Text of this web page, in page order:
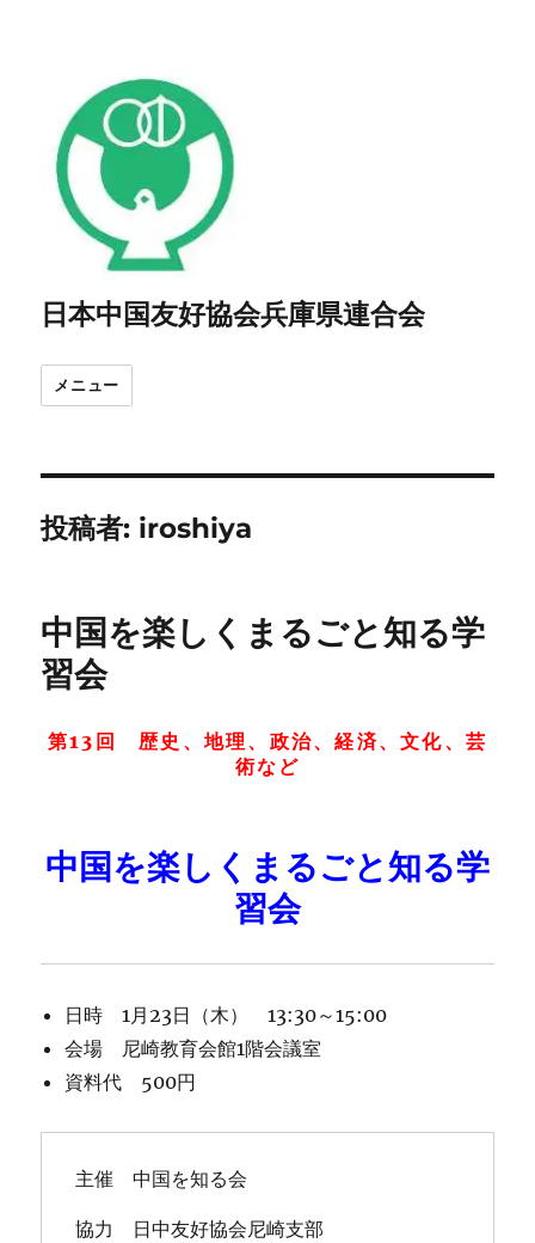
日本中国友好協会兵庫県連合会
メニュー
投稿者: iroshiya
中国を楽しくまるごと知る学
習会
第13回 歴史、地理、政治、経済、文化、芸
術など
中国を楽しくまるごと知る学
習会
日時 1月23日（木） 13:30～15:00
会場 尼崎教育会館1階会議室
資料代 500円
主催　中国を知る会
協力　日中友好協会尼崎支部